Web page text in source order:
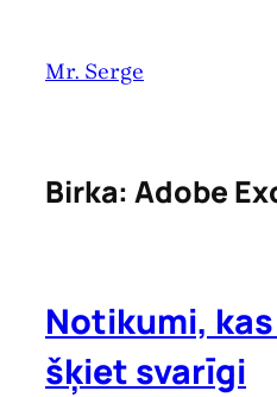
saturu
Mr. Serge
Birka: Adobe
Notikumi,
šķiet svarīgi